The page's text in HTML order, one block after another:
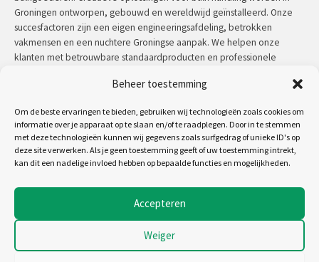
Beheer toestemming
Om de beste ervaringen te bieden, gebruiken wij technologieën zoals cookies om
informatie over je apparaat op te slaan en/of te raadplegen. Door in te stemmen
met deze technologieën kunnen wij gegevens zoals surfgedrag of unieke ID's op
deze site verwerken. Als je geen toestemming geeft of uw toestemming intrekt,
kan dit een nadelige invloed hebben op bepaalde functies en mogelijkheden.
Accepteren
Weiger
Groningen ontworpen, gebouwd en wereldwijd geïnstalleerd. Onze
succesfactoren zijn een eigen engineeringsafdeling, betrokken
vakmensen en een nuchtere Groningse aanpak. We helpen onze
klanten met betrouwbare standaardproducten en professionele
lees meer
Volg ons op:
Copyright 2026 - Jansen&Heuning